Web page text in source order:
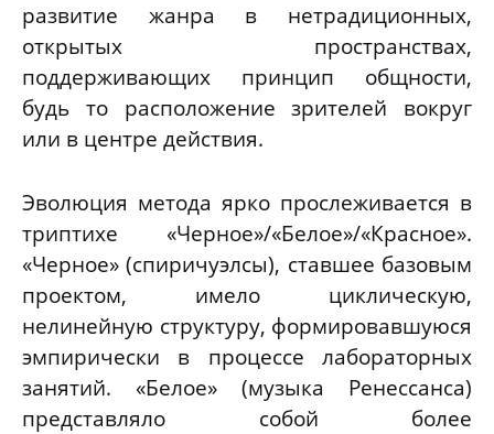
развитие жанра в нетрадиционных,
открытых пространствах,
поддерживающих принцип общности,
будь то расположение зрителей вокруг
или в центре действия.
Эволюция метода ярко прослеживается в
триптихе «Черное»/«Белое»/«Красное».
«Черное» (спиричуэлсы), ставшее базовым
проектом, имело циклическую,
нелинейную структуру, формировавшуюся
эмпирически в процессе лабораторных
занятий. «Белое» (музыка Ренессанса)
представляло собой более